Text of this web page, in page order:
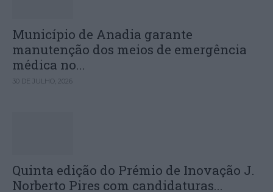
Município de Anadia garante
manutenção dos meios de emergência
médica no...
30 DE JULHO, 2026
Quinta edição do Prémio de Inovação J.
Norberto Pires com candidaturas...